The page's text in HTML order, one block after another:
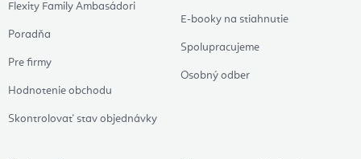
Flexity Family Ambasádori
Poradňa
Pre firmy
Hodnotenie obchodu
Skontrolovať stav objednávky
E-booky na stiahnutie
Spolupracujeme
Osobný odber